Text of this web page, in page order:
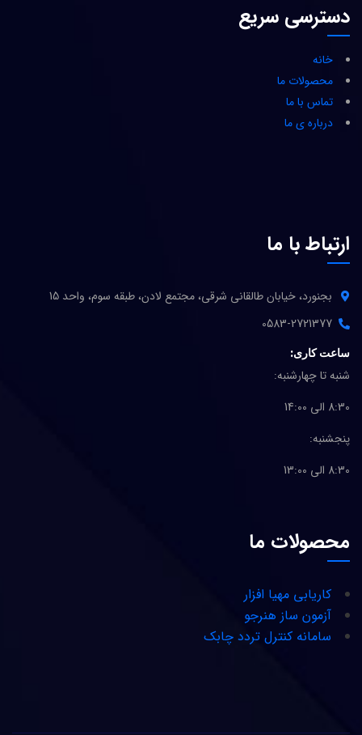
دسترسی سریع
خانه
محصولات ما
تماس با ما
درباره ی ما
ارتباط با ما
بجنورد، خیابان طالقانی شرقی، مجتمع لادن، طبقه سوم، واحد 15
0583-2721377
ساعت کاری:
شنبه تا چهارشنبه:
8:30 الی 14:00
پنجشنبه:
8:30 الی 13:00
محصولات ما
کاریابی مهیا افزار
آزمون ساز هنرجو
سامانه کنترل تردد چابک